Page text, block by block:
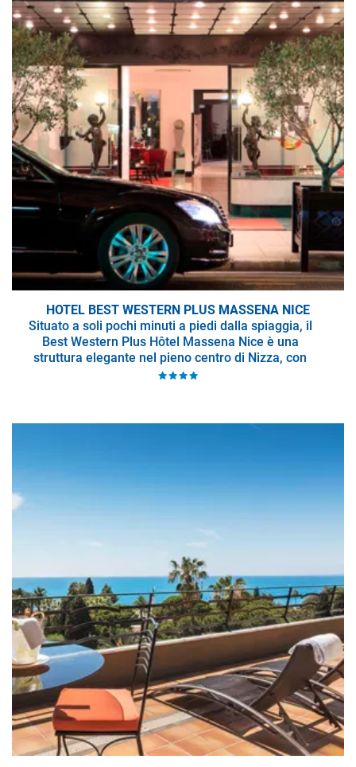
HOTEL BEST WESTERN PLUS MASSENA NICE
Situato a soli pochi minuti a piedi dalla spiaggia, il
Best Western Plus Hôtel Massena Nice è una
struttura elegante nel pieno centro di Nizza, con
la